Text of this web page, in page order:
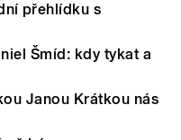
přehlídku s
Šmíd: kdy tykat a
Janou Krátkou nás